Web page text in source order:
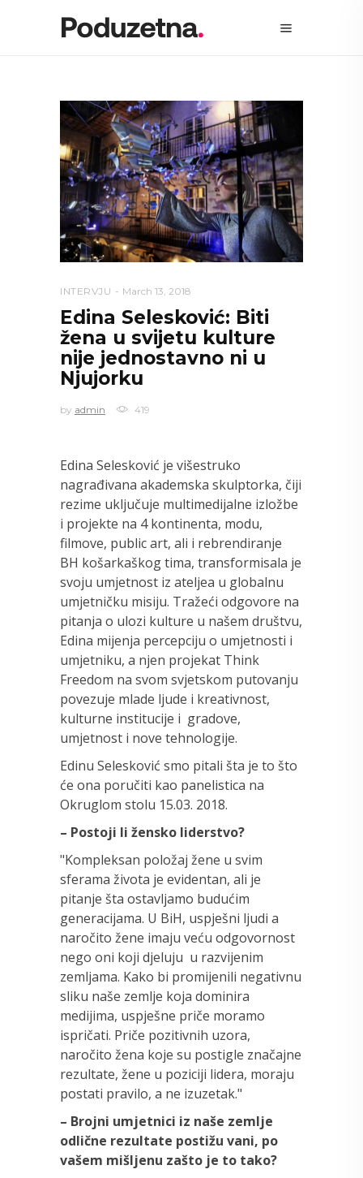
INTERVJU March 13, 2018
Edina Selesković: Biti
žena u svijetu kulture
nije jednostavno ni u
Njujorku
by admin 419
Edina Selesković je višestruko
nagrađivana akademska skulptorka, čiji
rezime uključuje multimedijalne izložbe
i projekte na 4 kontinenta, modu,
filmove, public art, ali i rebrendiranje
BH košarkaškog tima, transformisala je
svoju umjetnost iz ateljea u globalnu
umjetničku misiju. Tražeći odgovore na
pitanja o ulozi kulture u našem društvu,
Edina mijenja percepciju o umjetnosti i
umjetniku, a njen projekat Think
Freedom na svom svjetskom putovanju
povezuje mlade ljude i kreativnost,
kulturne institucije i gradove,
umjetnost i nove tehnologije.
Edinu Selesković smo pitali šta je to što
će ona poručiti kao panelistica na
Okruglom stolu 15.03. 2018.
– Postoji li žensko liderstvo?
"Kompleksan položaj žene u svim
sferama života je evidentan, ali je
pitanje šta ostavljamo budućim
generacijama. U BiH, uspješni ljudi a
naročito žene imaju veću odgovornost
nego oni koji djeluju u razvijenim
zemljama. Kako bi promijenili negativnu
sliku naše zemlje koja dominira
medijima, uspješne priče moramo
ispričati. Priče pozitivnih uzora,
naročito žena koje su postigle značajne
rezultate, žene u poziciji lidera, moraju
postati pravilo, a ne izuzetak."
– Brojni umjetnici iz naše zemlje
odlične rezultate postižu vani, po
vašem mišljenu zašto je to tako?